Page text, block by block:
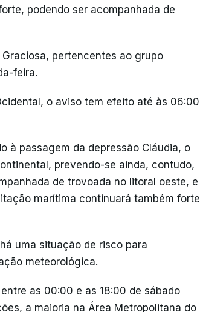
podendo ser acompanhada de
pertencentes ao grupo
feira.
o aviso tem efeito até às 06:00
à passagem da depressão Cláudia, o
prevendo-se ainda, contudo,
de trovoada no litoral oeste, e
marítima continuará também forte
uma situação de risco para
meteorológica.
as 00:00 e as 18:00 de sábado
a maioria na Área Metropolitana do